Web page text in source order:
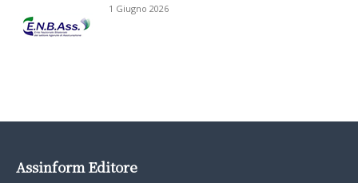
1 Giugno 2026
Assinform Editore